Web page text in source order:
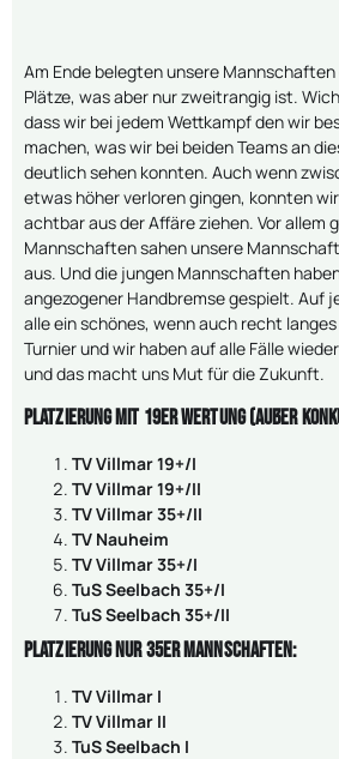
Am Ende belegten unsere
Plätze, was aber nur zweitrangig ist.
dass wir bei jedem Wettkampf den wir
machen, was wir bei beiden Teams an
deutlich sehen konnten. Auch wenn
etwas höher verloren gingen, konnten
achtbar aus der Affäre ziehen. Vor allem
Mannschaften sahen unsere
aus. Und die jungen Mannschaften
angezogener Handbremse gespielt. Auf
alle ein schönes, wenn auch recht
Turnier und wir haben auf alle Fälle
und das macht uns Mut für die Zukunft.
Platzierung mit 19er Wertung (außer
TV Villmar 19+/I
TV Villmar 19+/II
TV Villmar 35+/II
TV Nauheim
TV Villmar 35+/I
TuS Seelbach 35+/I
TuS Seelbach 35+/II
Platzierung nur 35er Mannschaften:
TV Villmar I
TV Villmar II
TuS Seelbach I